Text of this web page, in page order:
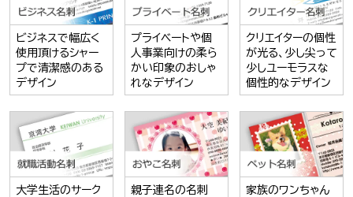
ビジネスで幅広く
使用頂けるシャー
プで清潔感のある
デザイン
プライベートや個
人事業向けの柔ら
かい印象のおしゃ
れなデザイン
クリエイターの個性
が光る、少し尖って
少しユーモラスな
個性的なデザイン
大学生活のサーク
親子連名の名刺
家族のワンちゃん